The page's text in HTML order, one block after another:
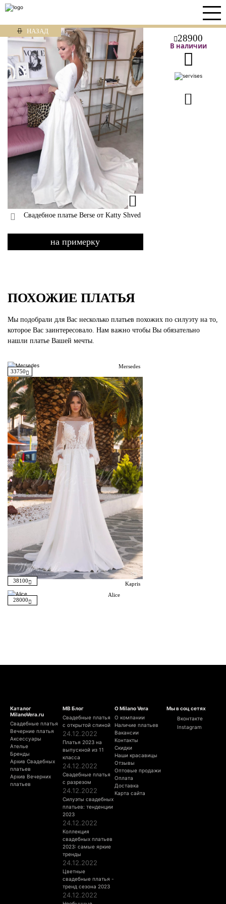
НАЗАД
28900
В наличии
Свадебное платье Berse от Katty Shved
на примерку
ПОХОЖИЕ ПЛАТЬЯ
Мы подобрали для Вас несколько платьев похожих по силуэту на то,
которое Вас заинтересовало. Нам важно чтобы Вы обязательно
нашли платье Вашей мечты.
33750
Mersedes
38100 Kapris
28000
Alice
Каталог
MilanoVera.ru
Свадебные платья
Вечерние платья
Аксессуары
Ателье
Бренды
Архив Свадебных
платьев
Архив Вечерних
платьев
МВ Блог
Свадебные платья
с открытой спиной
24.12.2022
Платья 2023 на
выпускной из 11
класса
24.12.2022
Свадебные платья
с разрезом
24.12.2022
Силуэты свадебных
платьев: тенденции
2023
24.12.2022
Коллекция
свадебных платьев
2023: самые яркие
тренды
24.12.2022
Цветные
свадебные платья -
тренд сезона 2023
24.12.2022
О Milano Vera
О компании
Наличие платьев
Вакансии
Контакты
Скидки
Наши красавицы
Отзывы
Оптовые продажи
Оплата
Доставка
Карта сайта
Мы в соц сетях
Вконтакте
Instagram